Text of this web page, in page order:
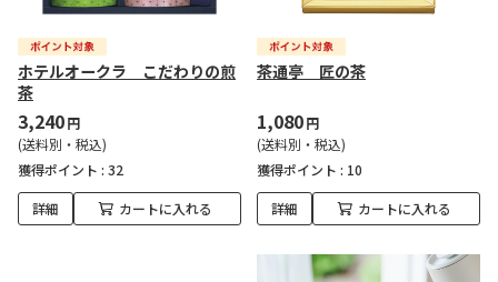
ホテルオークラ こだわりの煎
茶
3,240円
(送料別・税込)
獲得ポイント : 32
詳細 カートに入れる
茶通亭 匠の茶
1,080円
(送料別・税込)
獲得ポイント : 10
詳細 カートに入れる